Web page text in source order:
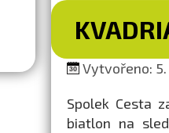
Vytvořeno: 5.
Spolek Cesta
biatlon na